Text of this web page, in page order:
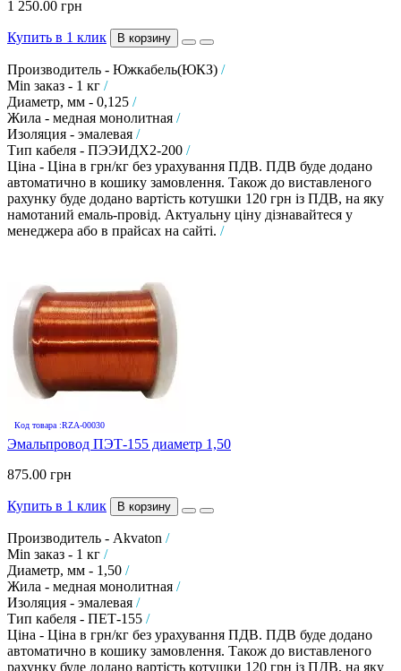
1 250.00 грн
Купить в 1 клик В корзину
Производитель - Южкабель(ЮКЗ) /
Min заказ - 1 кг /
Диаметр, мм - 0,125 /
Жила - медная монолитная /
Изоляция - эмалевая /
Тип кабеля - ПЭЭИДХ2-200 /
Ціна - Ціна в грн/кг без урахування ПДВ. ПДВ буде додано
автоматично в кошику замовлення. Також до виставленого
рахунку буде додано вартість котушки 120 грн із ПДВ, на яку
намотаний емаль-провід. Актуальну ціну дізнавайтеся у
менеджера або в прайсах на сайті. /
Код товара :RZA-00030
Эмальпровод ПЭТ-155 диаметр 1,50
875.00 грн
Купить в 1 клик В корзину
Производитель - Akvaton /
Min заказ - 1 кг /
Диаметр, мм - 1,50 /
Жила - медная монолитная /
Изоляция - эмалевая /
Тип кабеля - ПЕТ-155 /
Ціна - Ціна в грн/кг без урахування ПДВ. ПДВ буде додано
автоматично в кошику замовлення. Також до виставленого
рахунку буде додано вартість котушки 120 грн із ПДВ, на яку